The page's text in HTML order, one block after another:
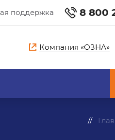
поддержка 8 800
Компания «ОЗНА»